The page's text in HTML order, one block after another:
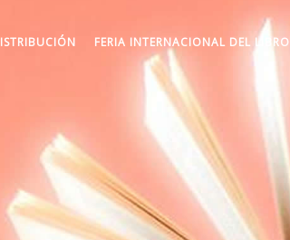
FERIA INTERNACIONAL DEL LIBRO